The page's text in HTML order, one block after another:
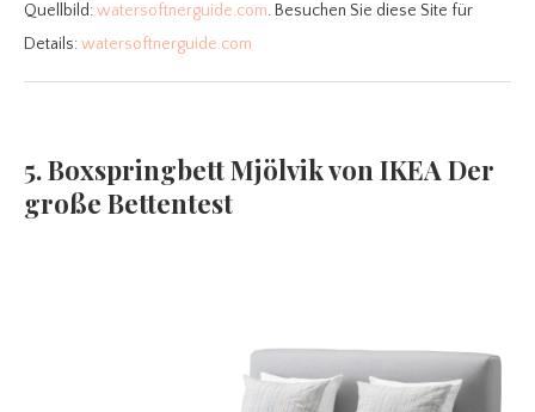
Quellbild:watersoftnerguide.com. Besuchen Sie diese Site für
Details:watersoftnerguide.com
5. Boxspringbett Mjölvik von IKEA Der
große Bettentest